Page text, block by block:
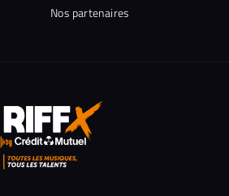
Nos partenaires